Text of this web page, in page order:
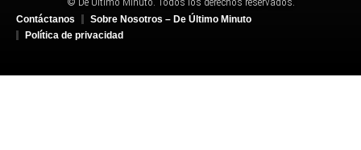
Contáctanos
Sobre Nosotros – De Último Minuto
Política de privacidad